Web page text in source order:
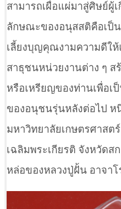
สามารถเผื่อแผ่มาสู่ศิษย์ผู้
ลักษณะของอนุสสติคือเป็น
เลี้ยงบุญคุณงามความดีให้
สาธุชนหน่วยงานต่าง ๆ ส
หรือเหรียญของท่านเพื่อเ
ของอนุชนรุ่นหลังต่อไป ห
มหาวิทยาลัยเกษตรศาสต
เฉลิมพระเกียรติ จังหวัดส
หล่อของหลวงปู่ฝั้น อาจาโ